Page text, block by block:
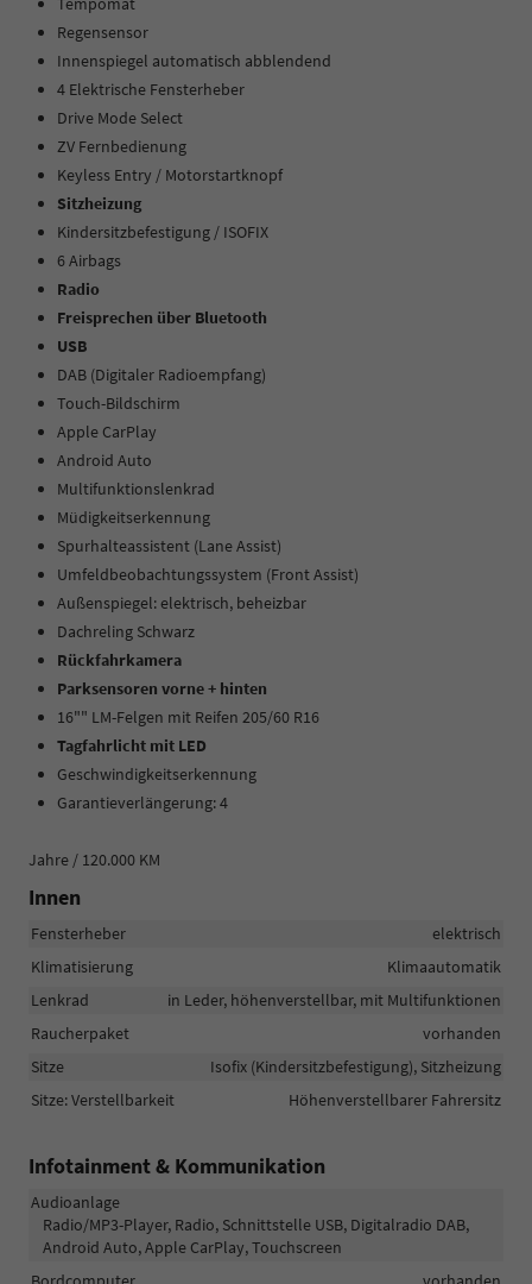
Regensensor
Innenspiegel automatisch abblendend
4 Elektrische Fensterheber
Drive Mode Select
ZV Fernbedienung
Keyless Entry / Motorstartknopf
Sitzheizung
Kindersitzbefestigung / ISOFIX
6 Airbags
Radio
Freisprechen über Bluetooth
USB
DAB (Digitaler Radioempfang)
Touch-Bildschirm
Apple CarPlay
Android Auto
Multifunktionslenkrad
Müdigkeitserkennung
Spurhalteassistent (Lane Assist)
Umfeldbeobachtungssystem (Front Assist)
Außenspiegel: elektrisch, beheizbar
Dachreling Schwarz
Rückfahrkamera
Parksensoren vorne + hinten
16"" LM-Felgen mit Reifen 205/60 R16
Tagfahrlicht mit LED
Geschwindigkeitserkennung
Garantieverlängerung: 4
Jahre / 120.000 KM
Innen
Fensterheber
elektrisch
Klimatisierung
Klimaautomatik
Lenkrad
in Leder, höhenverstellbar, mit Multifunktionen
Raucherpaket
vorhanden
Sitze
Isofix (Kindersitzbefestigung), Sitzheizung
Sitze: Verstellbarkeit
Höhenverstellbarer Fahrersitz
Infotainment & Kommunikation
Audioanlage
Radio/MP3-Player, Radio, Schnittstelle USB, Digitalradio DAB,
Android Auto, Apple CarPlay, Touchscreen